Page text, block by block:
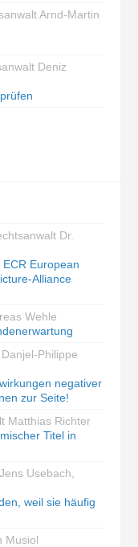
Arnd-Martin
Deniz
Dr.
European
Alliance
Wehle
Philippe
negativer
zur Seite!
Matthias Richter
Titel in
Usebach,
weil sie häufig
Musiol